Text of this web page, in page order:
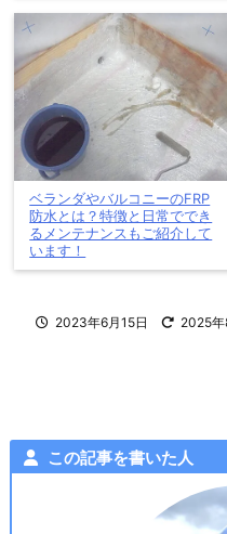
ベランダやバルコニーのFRP
防水とは？特徴と日常ででき
るメンテナンスもご紹介して
います！
2023年6月15日 2025年
この記事を書いた人